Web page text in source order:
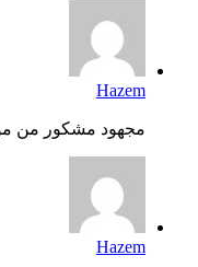
Hazem
مجهود مشكور من
Hazem